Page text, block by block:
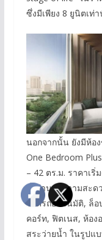
ซึ่งมีเพียง 8 ยูนิตเท่
นอกจากนั้น ยังมีห้อ
One Bedroom
– 42 ตร.ม. ราคาเ
สิ่งอำนวยความสะด
จอดรถอัตโนมัติ, ล็อ
คอร์ท, ฟิตเนส, ห้อง
สระว่ายน้ำ ในรูปแ